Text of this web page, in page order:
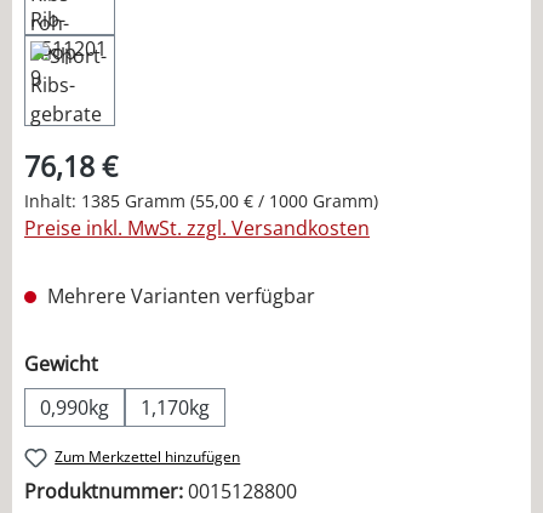
76,18 €
Inhalt: 1385 Gramm (55,00 € / 1000 Gramm)
Preise inkl. MwSt. zzgl. Versandkosten
Mehrere Varianten verfügbar
Gewichtauswählen
0,990kg
1,170kg
Zum Merkzettel hinzufügen
Produktnummer:0015128800